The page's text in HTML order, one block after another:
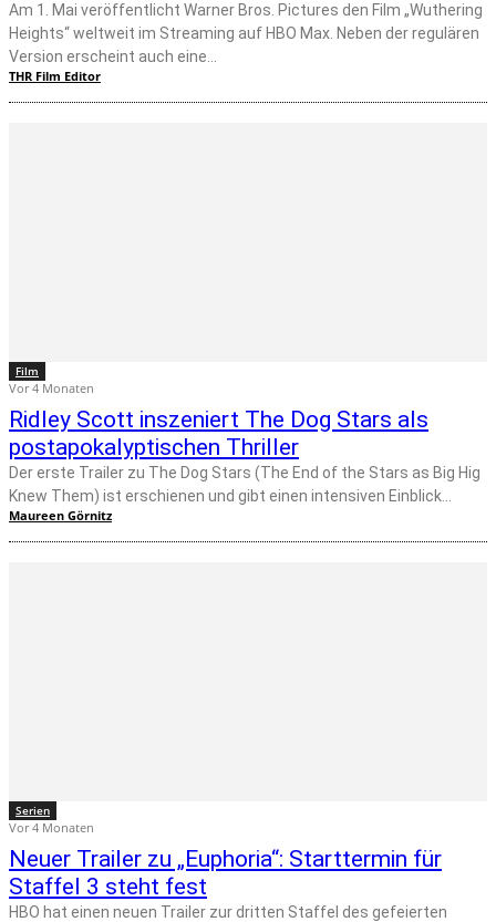
Am 1. Mai veröffentlicht Warner Bros. Pictures den Film „Wuthering
Heights“ weltweit im Streaming auf HBO Max. Neben der regulären
Version erscheint auch eine...
THR Film Editor
Film
Vor 4 Monaten
Ridley Scott inszeniert The Dog Stars als
postapokalyptischen Thriller
Der erste Trailer zu The Dog Stars (The End of the Stars as Big Hig
Knew Them) ist erschienen und gibt einen intensiven Einblick...
Maureen Görnitz
Serien
Vor 4 Monaten
Neuer Trailer zu „Euphoria“: Starttermin für
Staffel 3 steht fest
HBO hat einen neuen Trailer zur dritten Staffel des gefeierten